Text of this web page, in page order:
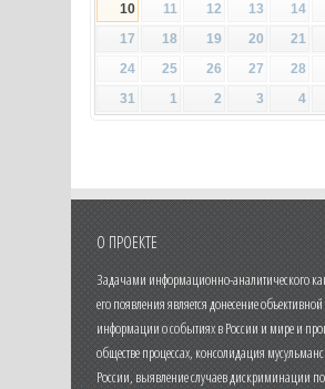
10
11 12 13 14
17
18 19 20 21
24
25 26 27 28
31
1 2 3 4
О ПРОЕКТЕ
Задачами информационно-аналитического
его появления является донесение
информации о событиях в России и мире и
обществе процессах, консолидация
России, выявление случаев дискриминации